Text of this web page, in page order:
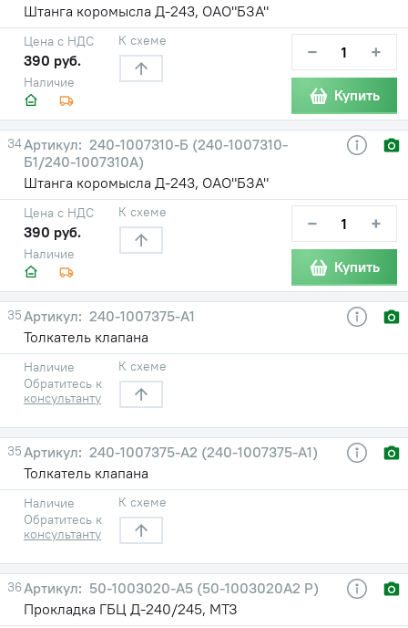
Штанга коромысла Д-243, ОАО"БЗА"
Наличие
Цена с НДС
390 руб.
К схеме − +
Купить
34
240-1007310-Б (240-1007310-
Б1/240-1007310А)
Штанга коромысла Д-243, ОАО"БЗА"
Наличие
Цена с НДС
390 руб.
К схеме − +
Купить
35
240-1007375-А1
Толкатель клапана
Наличие
Обратитесь к
консультанту
К схеме
35
240-1007375-А2 (240-1007375-А1)
Толкатель клапана
Наличие
Обратитесь к
консультанту
К схеме
36
50-1003020-А5 (50-1003020А2 Р)
Прокладка ГБЦ Д-240/245, МТЗ